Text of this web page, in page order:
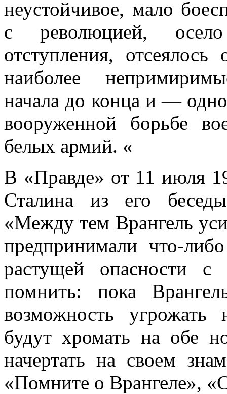
неустойчивое, мало
с революцией,
отступления,
наиболее
начала до конца и —
вооруженной борьбе
белых армий. «
В «Правде» от 11 июля
Сталина из его
«Между тем Врангель
предпринимали что-
растущей
помнить: пока
возможность
будут хромать на обе
начертать на своем
«Помните о Врангеле»,